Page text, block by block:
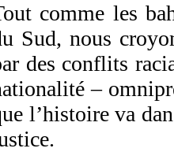
comme les
Sud, nous
des conflits
–
l’histoire va